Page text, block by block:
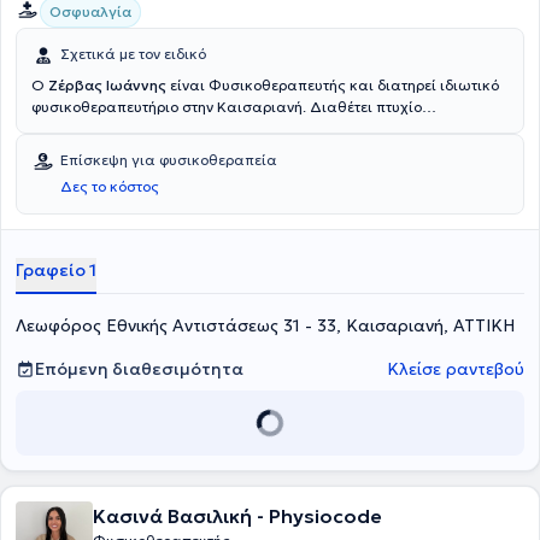
Οσφυαλγία
Σχετικά με τον ειδικό
Ο Ζέρβας Ιωάννης είναι Φυσικοθεραπευτής και διατηρεί ιδιωτικό
φυσικοθεραπευτήριο στην Καισαριανή. Διαθέτει πτυχίο
επαγγελμάτων υγείας και πρόνοιας του Τεχνολογικού
Εκπαιδευτικού Ιδρύματος της Αθήνας. Ο φυσικοθεραπευτής
διαθέτει ιδιαίτερη εμπειρία σε νευρολογικές παθήσεις και σε
μυοσκελετικά περιστατικά. Ακόμα, στο σύγχρονο χώρο του
νευρομυοσκελετική φυσικοθεραπεία και αντιμετωπίζει παθήσεις
όπως η μερική ρήξη χιαστών, συνδέσμων, μηνίσκων και η
Επίσκεψη για φυσικοθεραπεία
Δες το κόστος
Γραφείο 1
Λεωφόρος Εθνικής Αντιστάσεως 31 - 33, Καισαριανή, ΑΤΤΙΚΗ
Επόμενη διαθεσιμότητα
Κλείσε ραντεβού
Κασινά Βασιλική - Physiocode